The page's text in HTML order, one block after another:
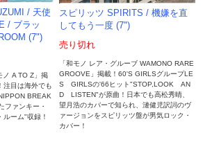
/ 天使
/ ブラッ
(7")
ノ A TO Z」掲
注目は海外でも
BREAK
ファンキー・
ルーム"収録！
スピリッツ SPIRITS / 機嫌を直
してもう一度 (7")
売り切れ
「和モノ レア・グルーブ WAMONO RARE
GROOVE」掲載！60'S GIRLSグループLE
S GIRLSの'66ヒット"STOP,LOOK AN
D LISTEN"が原曲！日本でも高松秀晴、
望月浩のカバーで知られ、漣健児訳詞のヴ
ァージョンをスピリッツ盤が男気ロック・
カバー！